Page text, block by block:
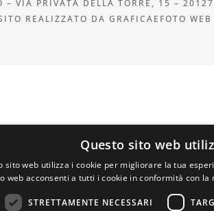
– VIA PRIVATA DELLA TORRE, 15 –
REALIZZATO DA GRAFICAEFOTO
Questo sito web
sito web utilizza i cookie per migliorare la tua
web acconsenti a tutti i cookie in conformità con la
STRETTAMENTE NECESSARI